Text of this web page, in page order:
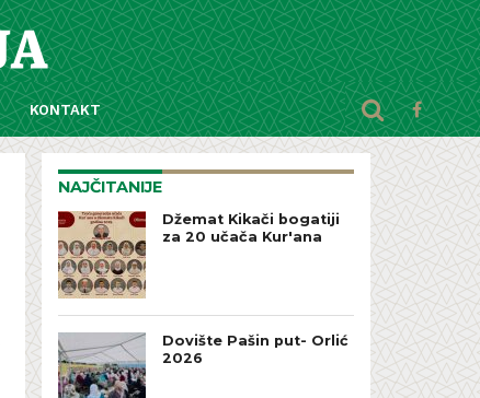
KONTAKT
NAJČITANIJE
Džemat Kikači bogatiji
za 20 učača Kur'ana
Dovište Pašin put- Orlić
2026